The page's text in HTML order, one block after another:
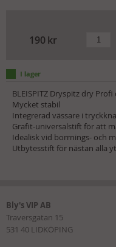
190 kr
BLEISPITZ Dryspitz dry
Mycket stabil
Integrerad vässare i
Grafit-universalstift för att
Idealisk vid borrnings- och
Utbytesstift för nästan alla
Bly's VIP AB
Traversgatan 15
531 40 LIDKÖPING